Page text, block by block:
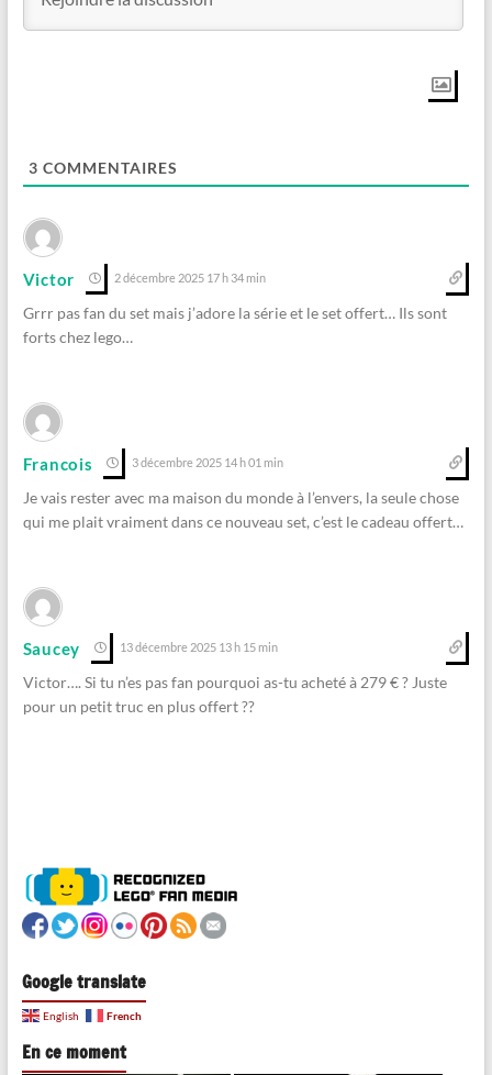
3 COMMENTAIRES
Victor 2 décembre 2025 17 h 34 min
Grrr pas fan du set mais j’adore la série et le set offert… Ils sont
forts chez lego…
Francois 3 décembre 2025 14 h 01 min
Je vais rester avec ma maison du monde à l’envers, la seule chose
qui me plait vraiment dans ce nouveau set, c’est le cadeau offert…
Saucey 13 décembre 2025 13 h 15 min
Victor…. Si tu n’es pas fan pourquoi as-tu acheté à 279 € ? Juste
pour un petit truc en plus offert ??
Google translate
English French
En ce moment